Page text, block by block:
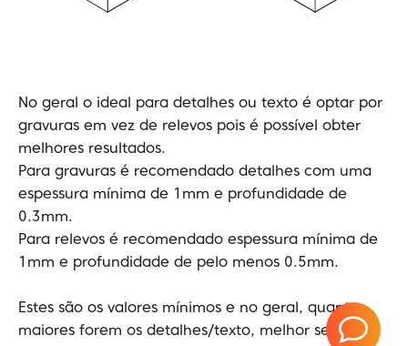
No geral o ideal para detalhes ou texto é optar por
gravuras em vez de relevos pois é possível obter
melhores resultados.
Para gravuras é recomendado detalhes com uma
espessura mínima de 1mm e profundidade de
0.3mm.
Para relevos é recomendado espessura mínima de
1mm e profundidade de pelo menos 0.5mm.
Estes são os valores mínimos e no geral, quanto
maiores forem os detalhes/texto, melhor serão